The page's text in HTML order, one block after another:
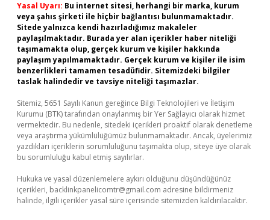
Yasal Uyarı: Bu internet sitesi, herhangi bir marka, kurum
veya şahıs şirketi ile hiçbir bağlantısı bulunmamaktadır.
Sitede yalnızca kendi hazırladığımız makaleler
paylaşılmaktadır. Burada yer alan içerikler haber niteliği
taşımamakta olup, gerçek kurum ve kişiler hakkında
paylaşım yapılmamaktadır. Gerçek kurum ve kişiler ile isim
benzerlikleri tamamen tesadüfidir. Sitemizdeki bilgiler
taslak halindedir ve tavsiye niteliği taşımazlar.
Sitemiz, 5651 Sayılı Kanun gereğince Bilgi Teknolojileri ve İletişim
Kurumu (BTK) tarafından onaylanmış bir Yer Sağlayıcı olarak hizmet
vermektedir. Bu nedenle, sitedeki içerikleri proaktif olarak denetleme
veya araştırma yükümlülüğümüz bulunmamaktadır. Ancak, üyelerimiz
yazdıkları içeriklerin sorumluluğunu taşımakta olup, siteye üye olarak
bu sorumluluğu kabul etmiş sayılırlar.
Hukuka ve yasal düzenlemelere aykırı olduğunu düşündüğünüz
içerikleri, backlinkpanelicomtr@gmail.com adresine bildirmeniz
halinde, ilgili içerikler yasal süre içerisinde sitemizden kaldırılacaktır.